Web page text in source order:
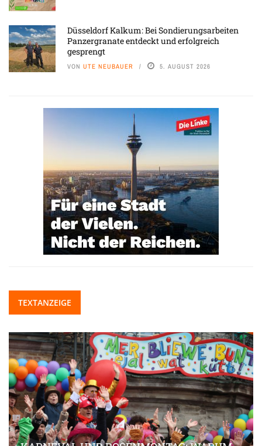
Düsseldorf Kalkum: Bei Sondierungsarbeiten
Panzergranate entdeckt und erfolgreich
gesprengt
VON UTE NEUBAUER 5. AUGUST 2026
TEXTANZEIGE